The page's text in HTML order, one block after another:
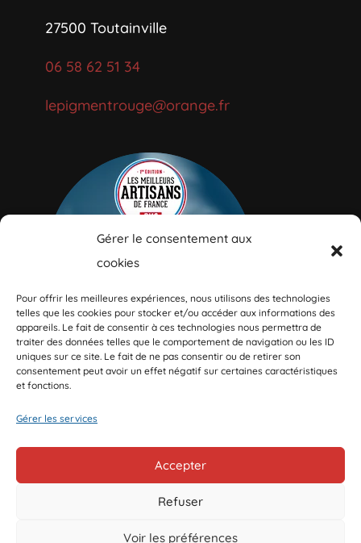
Gérer le consentement aux
cookies
Pour offrir les meilleures expériences, nous utilisons des technologies
telles que les cookies pour stocker et/ou accéder aux informations des
appareils. Le fait de consentir à ces technologies nous permettra de
traiter des données telles que le comportement de navigation ou les ID
uniques sur ce site. Le fait de ne pas consentir ou de retirer son
consentement peut avoir un effet négatif sur certaines caractéristiques
et fonctions.
Gérer les services
Accepter
Refuser
Voir les préférences
27500 Toutainville
06 58 62 51 34
lepigmentrouge@orange.fr